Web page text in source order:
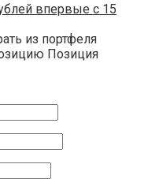
впервые с 15
из портфеля
Позиция